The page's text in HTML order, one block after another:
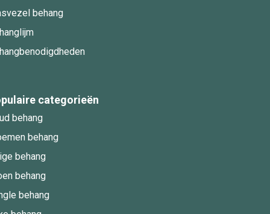
behang
categorieën
behang
behang
behang
behang
behang